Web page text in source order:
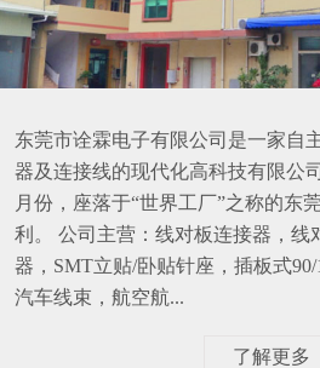
东莞市诠霖电子有限公司是一家自
器及连接线的现代化高科技有限公
月份，座落于“世界工厂”之称的东
利。 公司主营：线对板连接器，线
器，SMT立贴/卧贴针座，插板式90/
汽车线束，航空航...
了解更多